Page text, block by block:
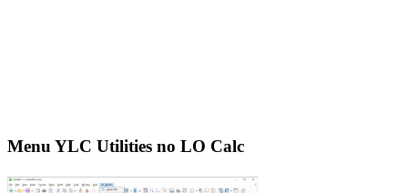
Menu YLC Utilities no LO Calc